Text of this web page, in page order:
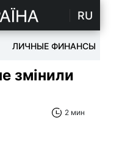
RU
ЛИЧНЫЕ ФИНАНСЫ
змінили
2 мин